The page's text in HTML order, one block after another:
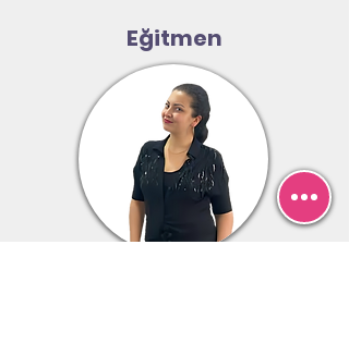
Eğitmen